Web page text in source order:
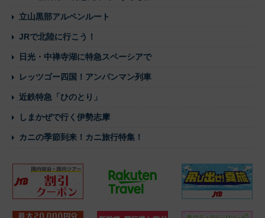
立山黒部アルペンルート
JRで北陸に行こう！
日光・中禅寺湖に特急スペーシアで
レッツゴー四国！アンパンマン列車
近鉄特急「ひのとり」
しまかぜで行く伊勢志摩
カニの季節到来！カニ旅行特集！